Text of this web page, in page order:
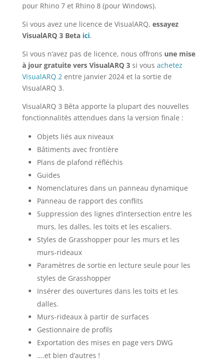
pour Rhino 7 et Rhino 8 (pour Windows).
Si vous avez une licence de VisualARQ, essayez
VisualARQ 3 Beta ici.
Si vous n’avez pas de licence, nous offrons une mise
à jour gratuite vers VisualARQ 3si vous achetez
VisualARQ 2entre janvier 2024 et la sortie de
VisualARQ 3.
VisualARQ 3 Bêta apporte la plupart des nouvelles
fonctionnalités attendues dans la version finale :
Objets liés aux niveaux
Bâtiments avec frontière
Plans de plafond réfléchis
Guides
Nomenclatures dans un panneau dynamique
Panneau de rapport des conflits
Suppression des lignes d’intersection entre les
murs, les dalles, les toits et les escaliers.
Styles de Grasshopper pour les murs et les
murs-rideaux
Paramètres de sortie en lecture seule pour les
styles de Grasshopper
Insérer des ouvertures dans les toits et les
dalles.
Murs-rideaux à partir de surfaces
Gestionnaire de profils
Exportation des mises en page vers DWG
….et bien d’autres !